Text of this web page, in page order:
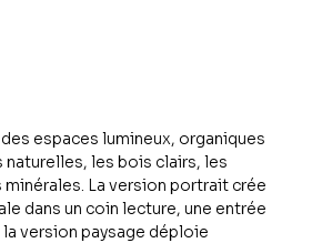
espaces lumineux, organiques
les bois clairs, les
La version portrait crée
dans un coin lecture, une entrée
version paysage déploie